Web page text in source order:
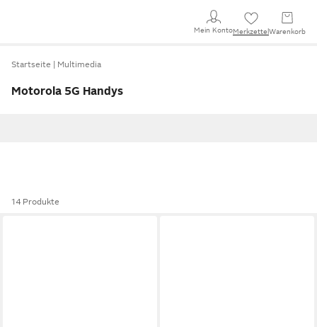
Mein KontoMerkzettel Warenkorb
Startseite Multimedia
Motorola 5G Handys
14 Produkte